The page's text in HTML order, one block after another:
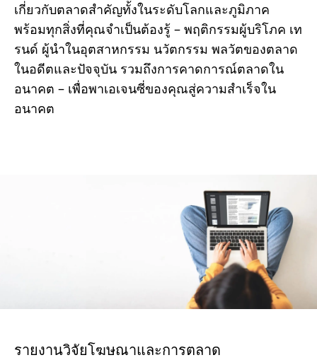
เกี่ยวกับตลาดสำคัญทั้งในระดับโลกและภูมิภาค
พร้อมทุกสิ่งที่คุณจำเป็นต้องรู้ – พฤติกรรมผู้บริโภค เท
รนด์ ผู้นำในอุตสาหกรรม นวัตกรรม พลวัตของตลาด
ในอดีตและปัจจุบัน รวมถึงการคาดการณ์ตลาดใน
อนาคต – เพื่อพาเอเจนซี่ของคุณสู่ความสำเร็จใน
อนาคต
รายงานวิจัยโฆษณาและการตลาด